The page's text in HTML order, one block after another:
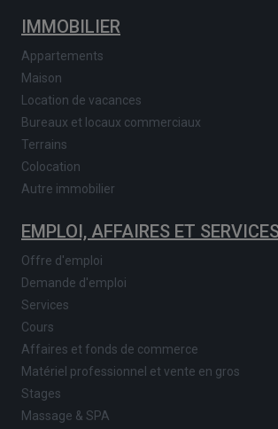
IMMOBILIER
Appartements
Maison
Location de vacances
Bureaux et locaux commerciaux
Terrains
Colocation
Autre immobilier
EMPLOI, AFFAIRES ET
Offre d'emploi
Demande d'emploi
Services
Cours
Affaires et fonds de commerce
Matériel professionnel et vente en gros
Stages
Massage & SPA